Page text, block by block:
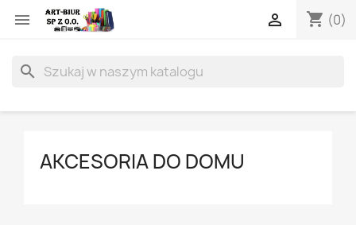
 shopping_cart (0)

search
AKCESORIA DO DOMU